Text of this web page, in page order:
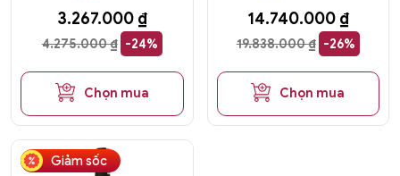
4.275.000₫ -24%
3.267.000 ₫
Chọn mua
19.838.000₫ -26%
14.740.000 ₫
Chọn mua
Giảm sốc